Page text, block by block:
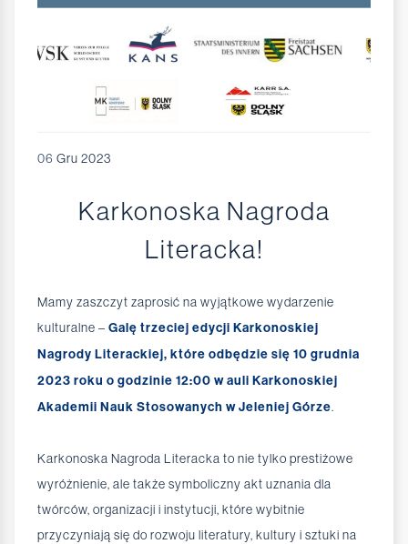
06 Gru 2023
Karkonoska Nagroda
Literacka!
Mamy zaszczyt zaprosić na wyjątkowe wydarzenie
kulturalne – Galę trzeciej edycji Karkonoskiej
Nagrody Literackiej, które odbędzie się 10 grudnia
2023 roku o godzinie 12:00 w auli Karkonoskiej
Akademii Nauk Stosowanych w Jeleniej Górze.
Karkonoska Nagroda Literacka to nie tylko prestiżowe
wyróżnienie, ale także symboliczny akt uznania dla
twórców, organizacji i instytucji, które wybitnie
przyczyniają się do rozwoju literatury, kultury i sztuki na